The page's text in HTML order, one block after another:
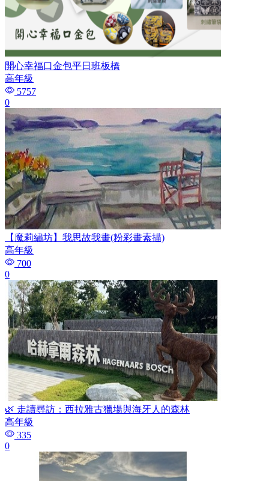
開心幸福口金包平日班板橋
高年級
5757
0
【魔莉繡坊】我思故我畫(粉彩畫素描)
高年級
700
0
🌿 走讀尋訪：西拉雅古獵場與海牙人的森林
高年級
335
0